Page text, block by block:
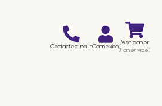
Contactez-nousConnexion Mon panier
(Panier vide)